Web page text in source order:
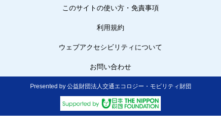
このサイトの使い方・免責事項
利用規約
ウェブアクセシビリティについて
お問い合わせ
Presented by 公益財団法人交通エコロジー・モビリティ財団